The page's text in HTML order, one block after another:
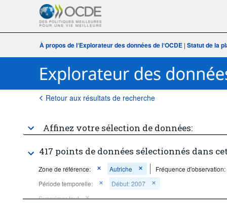
À propos de l‘Explorateur des données de l‘OCDE | Statut de la
Retour aux résultats de recherche
Affinez votre sélection de données:
417 points de données sélectionnés dans
Zone de référence: Autriche
Fréquence d'observation:
Période temporelle:
Début: 2007
Supprimer tout